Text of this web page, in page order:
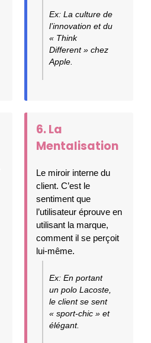
Ex: La culture de
l’innovation et du
« Think
Different » chez
Apple.
6. La
Mentalisation
Le miroir interne du
client. C’est le
sentiment que
l’utilisateur éprouve en
utilisant la marque,
comment il se perçoit
lui-même.
Ex: En portant
un polo Lacoste,
le client se sent
« sport-chic » et
élégant.